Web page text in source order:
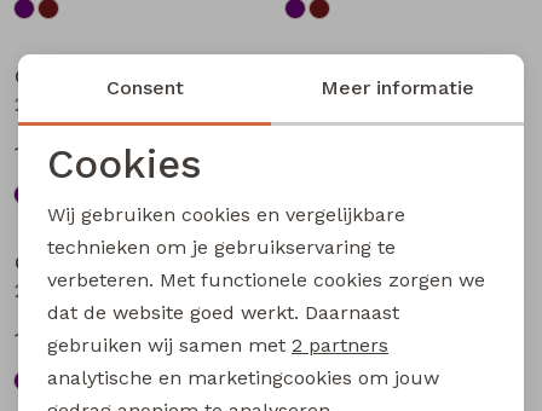
City Life
13,49
17,99
City Life
Sale
City Life
213875 W20010 dames T-shirt km Petrol
13,49 17,99
City Life
14,99 19,99
Noodzakelijke cookies
Analytische cookies
Marketing cookies
Consent Meer informatie
Cookies
Wij gebruiken cookies en vergelijkbare
technieken om je gebruikservaring te
verbeteren. Met functionele cookies zorgen we
dat de website goed werkt. Daarnaast
gebruiken wij samen met 2 partners
analytische en marketingcookies om jouw